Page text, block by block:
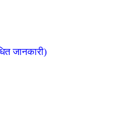
जानकारी)